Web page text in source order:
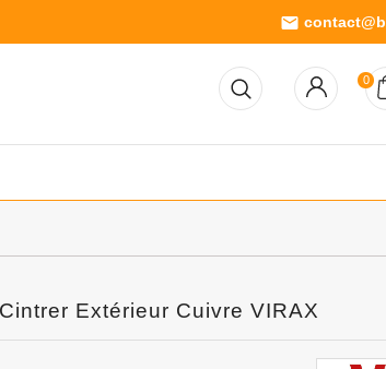
email
0
Extérieur Cuivre VIRAX